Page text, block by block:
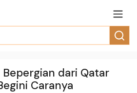
Bepergian dari Qatar
Caranya